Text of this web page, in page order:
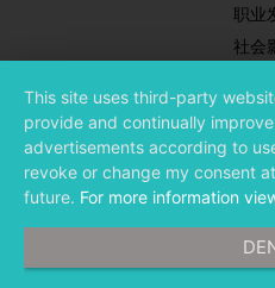
职业
社会
合作
投资
This site uses third-party
provide and continually
advertisements according to
revoke or change my consent
future. For more information